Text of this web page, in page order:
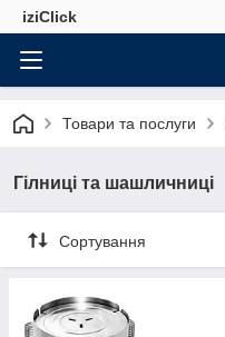
iziClick
Товари та послуги
Гілниці та шашличниці
Сортування